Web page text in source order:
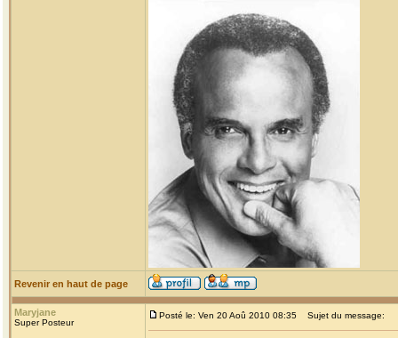
Revenir en haut de page
Maryjane
Super Posteur
Posté le: Ven 20 Aoû 2010 08:35 Sujet du message: